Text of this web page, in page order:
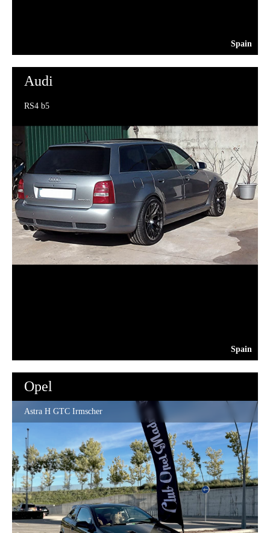
Spain
Audi
RS4 b5
Spain
Opel
Astra H GTC Irmscher